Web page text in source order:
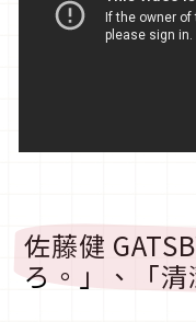
佐藤健
ろ。」、「